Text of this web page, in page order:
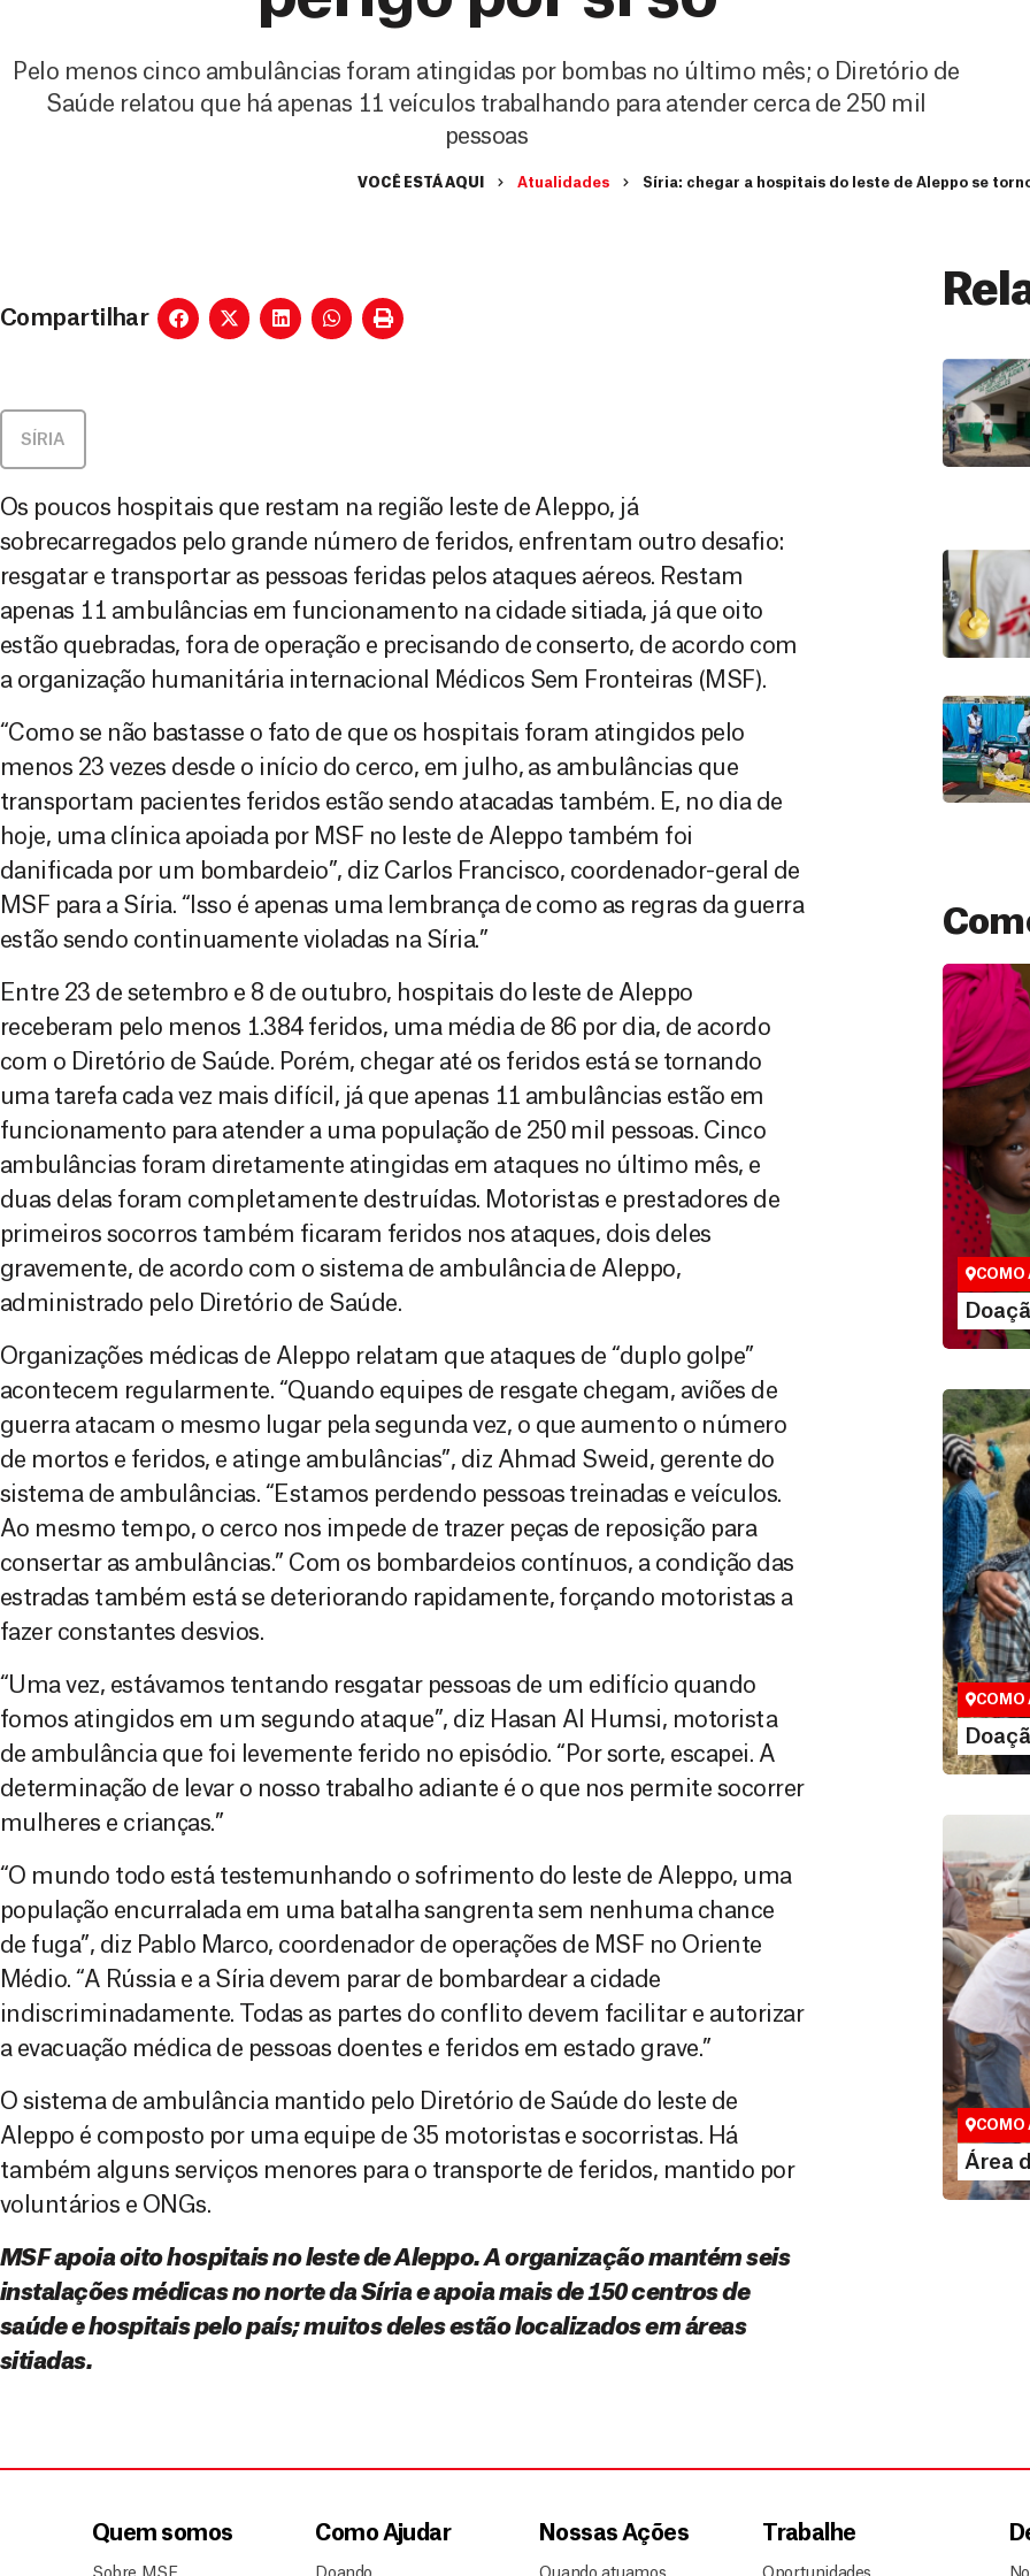
Pelo menos cinco ambulâncias foram atingidas por bombas no último mês; o Diretório de
Saúde relatou que há apenas 11 veículos trabalhando para atender cerca de 250 mil
pessoas
VOCÊ ESTÁ AQUI Atualidades Síria: chegar a hospitais do leste de Aleppo se
Compartilhar
SÍRIA
Os poucos hospitais que restam na região leste de Aleppo, já
sobrecarregados pelo grande número de feridos, enfrentam outro desafio:
resgatar e transportar as pessoas feridas pelos ataques aéreos. Restam
apenas 11 ambulâncias em funcionamento na cidade sitiada, já que oito
estão quebradas, fora de operação e precisando de conserto, de acordo com
a organização humanitária internacional Médicos Sem Fronteiras (MSF).
“Como se não bastasse o fato de que os hospitais foram atingidos pelo
menos 23 vezes desde o início do cerco, em julho, as ambulâncias que
transportam pacientes feridos estão sendo atacadas também. E, no dia de
hoje, uma clínica apoiada por MSF no leste de Aleppo também foi
danificada por um bombardeio”, diz Carlos Francisco, coordenador-geral de
MSF para a Síria. “Isso é apenas uma lembrança de como as regras da guerra
estão sendo continuamente violadas na Síria.”
Entre 23 de setembro e 8 de outubro, hospitais do leste de Aleppo
receberam pelo menos 1.384 feridos, uma média de 86 por dia, de acordo
com o Diretório de Saúde. Porém, chegar até os feridos está se tornando
uma tarefa cada vez mais difícil, já que apenas 11 ambulâncias estão em
funcionamento para atender a uma população de 250 mil pessoas. Cinco
ambulâncias foram diretamente atingidas em ataques no último mês, e
duas delas foram completamente destruídas. Motoristas e prestadores de
primeiros socorros também ficaram feridos nos ataques, dois deles
gravemente, de acordo com o sistema de ambulância de Aleppo,
administrado pelo Diretório de Saúde.
Organizações médicas de Aleppo relatam que ataques de “duplo golpe”
acontecem regularmente. “Quando equipes de resgate chegam, aviões de
guerra atacam o mesmo lugar pela segunda vez, o que aumento o número
de mortos e feridos, e atinge ambulâncias”, diz Ahmad Sweid, gerente do
sistema de ambulâncias. “Estamos perdendo pessoas treinadas e veículos.
Ao mesmo tempo, o cerco nos impede de trazer peças de reposição para
consertar as ambulâncias.” Com os bombardeios contínuos, a condição das
estradas também está se deteriorando rapidamente, forçando motoristas a
fazer constantes desvios.
“Uma vez, estávamos tentando resgatar pessoas de um edifício quando
fomos atingidos em um segundo ataque”, diz Hasan Al Humsi, motorista
de ambulância que foi levemente ferido no episódio. “Por sorte, escapei. A
determinação de levar o nosso trabalho adiante é o que nos permite socorrer
mulheres e crianças.”
“O mundo todo está testemunhando o sofrimento do leste de Aleppo, uma
população encurralada em uma batalha sangrenta sem nenhuma chance
de fuga”, diz Pablo Marco, coordenador de operações de MSF no Oriente
Médio. “A Rússia e a Síria devem parar de bombardear a cidade
indiscriminadamente. Todas as partes do conflito devem facilitar e autorizar
a evacuação médica de pessoas doentes e feridos em estado grave.”
O sistema de ambulância mantido pelo Diretório de Saúde do leste de
Aleppo é composto por uma equipe de 35 motoristas e socorristas. Há
também alguns serviços menores para o transporte de feridos, mantido por
voluntários e ONGs.
MSF apoia oito hospitais no leste de Aleppo. A organização mantém seis
instalações médicas no norte da Síria e apoia mais de 150 centros de
saúde e hospitais pelo país; muitos deles estão localizados em áreas
sitiadas.
Doação
São as
que nos
vidas em
COMO
Você
maneiras,
valor que
COMO
Área
Espaço
COMO
Área
Quem somos Como Ajudar Nossas Ações Trabalhe